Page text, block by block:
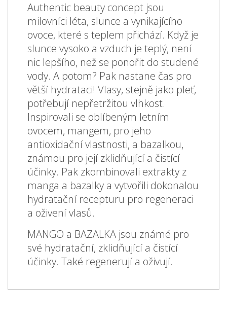
Authentic beauty concept jsou
milovníci léta, slunce a vynikajícího
ovoce, které s teplem přichází. Když je
slunce vysoko a vzduch je teplý, není
nic lepšího, než se ponořit do studené
vody. A potom? Pak nastane čas pro
větší hydrataci! Vlasy, stejně jako pleť,
potřebují nepřetržitou vlhkost.
Inspirovali se oblíbeným letním
ovocem, mangem, pro jeho
antioxidační vlastnosti, a bazalkou,
známou pro její zklidňující a čistící
účinky. Pak zkombinovali extrakty z
manga a bazalky a vytvořili dokonalou
hydratační recepturu pro regeneraci
a oživení vlasů.
MANGO a BAZALKA jsou známé pro
své hydratační, zklidňující a čistící
účinky. Také regenerují a oživují.